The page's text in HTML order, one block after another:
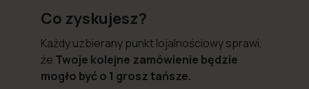
Co zyskujesz?
Każdy uzbierany punkt lojalnościowy sprawi,
że Twoje kolejne zamówienie będzie
mogło być o 1 grosz tańsze.